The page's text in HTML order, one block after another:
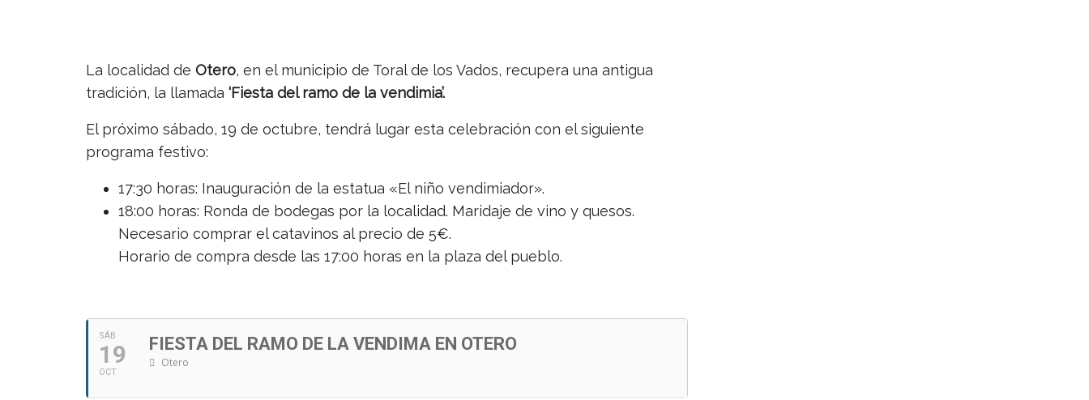
La localidad de Otero, en el municipio de Toral de los Vados, recupera una antigua
tradición, la llamada ‘Fiesta del ramo de la vendimia’.
El próximo sábado, 19 de octubre, tendrá lugar esta celebración con el siguiente
programa festivo:
17:30 horas: Inauguración de la estatua «El niño vendimiador».
18:00 horas: Ronda de bodegas por la localidad. Maridaje de vino y quesos.
Necesario comprar el catavinos al precio de 5€.
Horario de compra desde las 17:00 horas en la plaza del pueblo.
SÁB
19
OCT
FIESTA DEL RAMO DE LA VENDIMA EN OTERO
Otero